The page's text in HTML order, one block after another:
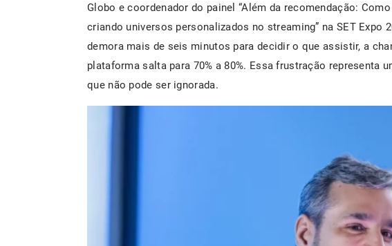
Globo e coordenador do painel “Além da recomendação:
criando universos personalizados no streaming” na SET Expo
demora mais de seis minutos para decidir o que assistir, a
plataforma salta para 70% a 80%. Essa frustração representa
que não pode ser ignorada.